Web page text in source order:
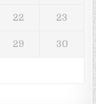
22 23
29 30